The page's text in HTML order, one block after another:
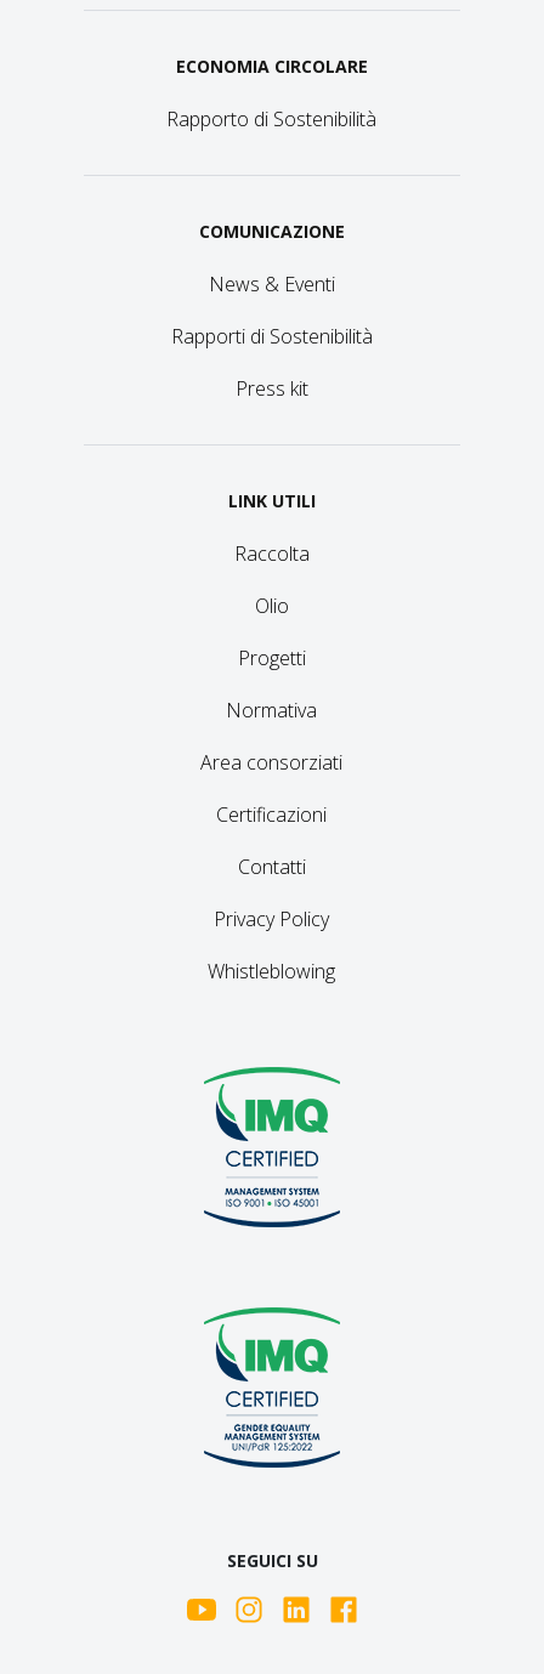
ECONOMIA CIRCOLARE
Rapporto di Sostenibilità
COMUNICAZIONE
News & Eventi
Rapporti di Sostenibilità
Press kit
LINK UTILI
Raccolta
Olio
Progetti
Normativa
Area consorziati
Certificazioni
Contatti
Privacy Policy
Whistleblowing
SEGUICI SU